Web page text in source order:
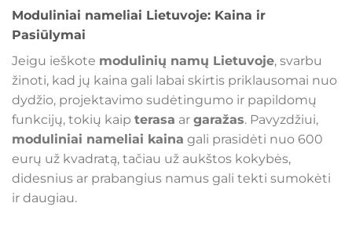
Moduliniai nameliai Lietuvoje: Kaina ir
Pasiūlymai
Jeigu ieškote modulinių namų Lietuvoje, svarbu
žinoti, kad jų kaina gali labai skirtis priklausomai nuo
dydžio, projektavimo sudėtingumo ir papildomų
funkcijų, tokių kaip terasa ar garažas. Pavyzdžiui,
moduliniai nameliai kaina gali prasidėti nuo 600
eurų už kvadratą, tačiau už aukštos kokybės,
didesnius ar prabangius namus gali tekti sumokėti
ir daugiau.